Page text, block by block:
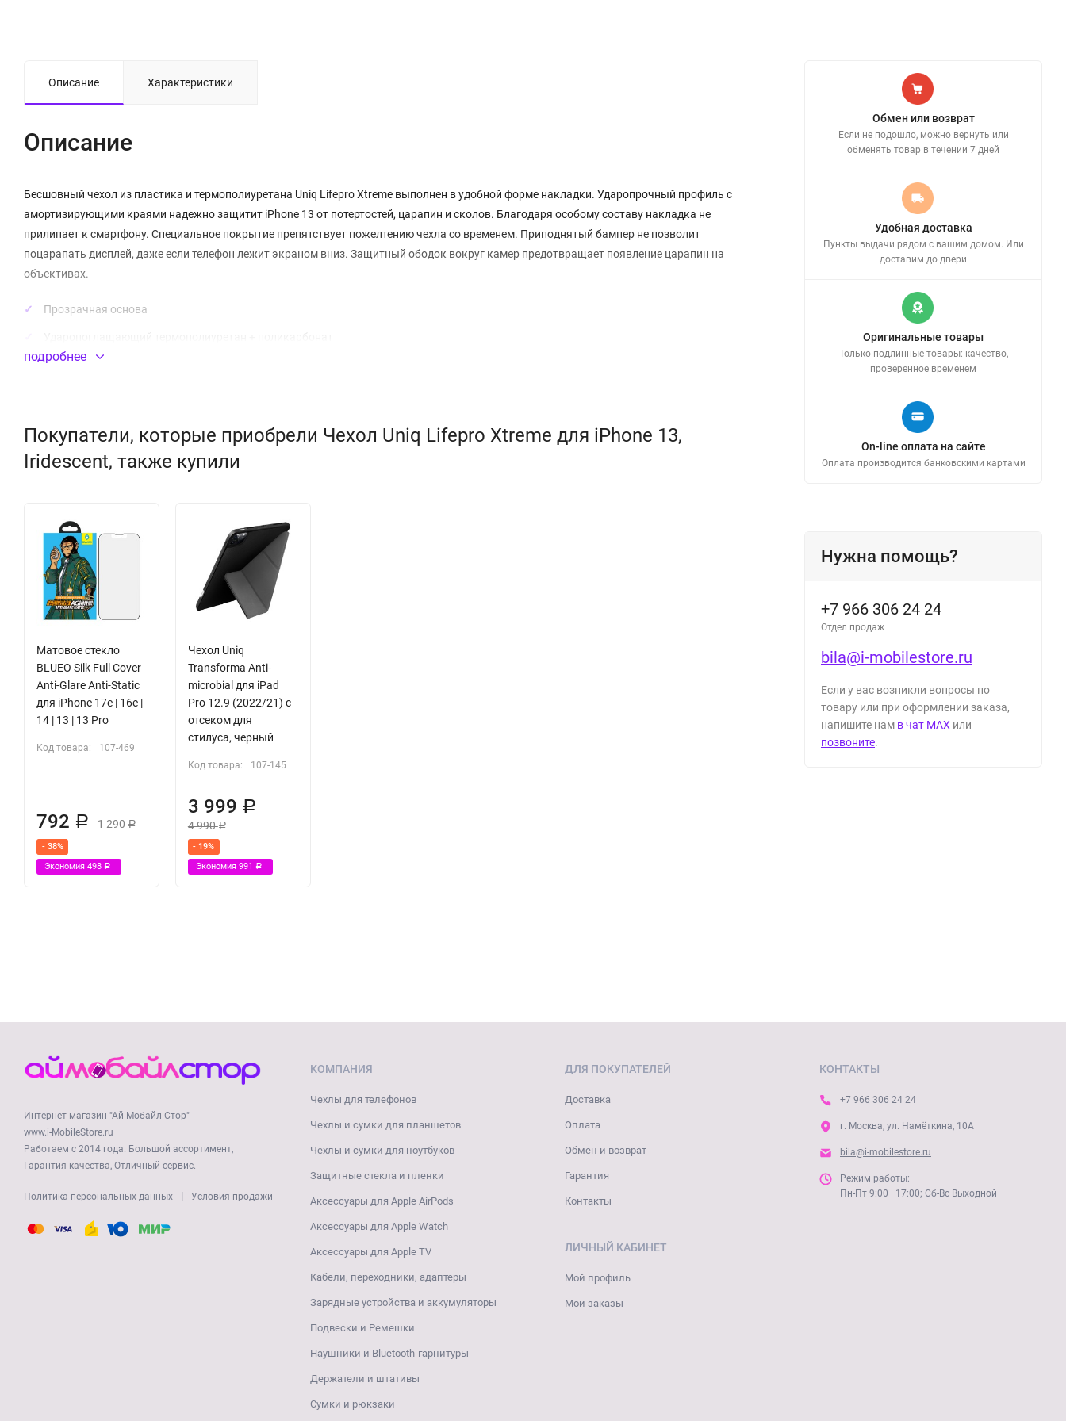
Описание Характеристики
Описание
Бесшовный чехол из пластика и термополиуретана Uniq Lifepro Xtreme выполнен в удобной форме накладки. Ударопрочный профиль с
амортизирующими краями надежно защитит iPhone 13 от потертостей, царапин и сколов. Благодаря особому составу накладка не
прилипает к смартфону. Специальное покрытие препятствует пожелтению чехла со временем. Приподнятый бампер не позволит
поцарапать дисплей, даже если телефон лежит экраном вниз. Защитный ободок вокруг камер предотвращает появление царапин на
объективах.
Прозрачная основа
Покрытие с защитой от царапин (3H Anti Scratch)
подробнее
Покупатели, которые приобрели Чехол Uniq Lifepro Xtreme для iPhone 13,
Iridescent, также купили
Матовое стекло
BLUEO Silk Full Cover
Anti-Glare Anti-Static
для iPhone 17e | 16e |
14 | 13 | 13 Pro
Код товара: 107-469
792 Р 1 290Р
- 38%
Экономия 498 Р
Чехол Uniq
Transforma Anti-
microbial для iPad
Pro 12.9 (2022/21) с
отсеком для
стилуса, черный
Код товара: 107-145
3 999 Р
4 990Р
- 19%
Экономия 991 Р
Обмен или возврат
Если не подошло, можно вернуть или
обменять товар в течении 7 дней
Удобная доставка
Пункты выдачи рядом с вашим домом. Или
доставим до двери
Оригинальные товары
Только подлинные товары: качество,
проверенное временем
On-line оплата на сайте
Оплата производится банковскими картами
Нужна помощь?
+7 966 306 24 24
Отдел продаж
bila@i-mobilestore.ru
Если у вас возникли вопросы по
товару или при оформлении заказа,
напишите нам в чат MAX или
позвоните.
Интернет магазин "Ай Мобайл Стор"
www.i-MobileStore.ru
Работаем с 2014 года. Большой ассортимент,
Гарантия качества, Отличный сервис.
Политика персональных данных | Условия продажи
КОМПАНИЯ
Чехлы для телефонов
Чехлы и сумки для планшетов
Чехлы и сумки для ноутбуков
Защитные стекла и пленки
Аксессуары для Apple AirPods
Аксессуары для Apple Watch
Аксессуары для Apple TV
Кабели, переходники, адаптеры
Зарядные устройства и аккумуляторы
Подвески и Ремешки
Наушники и Bluetooth-гарнитуры
Держатели и штативы
Сумки и рюкзаки
ДЛЯ ПОКУПАТЕЛЕЙ
Доставка
Оплата
Обмен и возврат
Гарантия
Контакты
ЛИЧНЫЙ КАБИНЕТ
Мой профиль
Мои заказы
КОНТАКТЫ
+7 966 306 24 24
г. Москва, ул. Намёткина, 10А
bila@i-mobilestore.ru
Режим работы:
Пн-Пт 9:00—17:00; Сб-Вс Выходной